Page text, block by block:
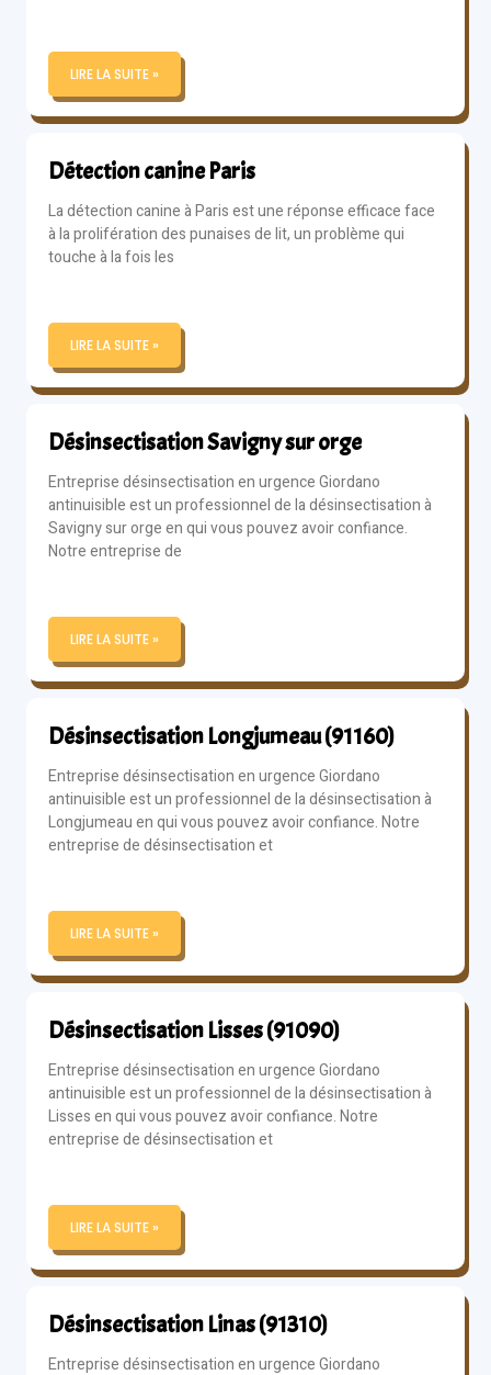
LIRE LA SUITE »
Détection canine Paris
La détection canine à Paris est une réponse efficace face
à la prolifération des punaises de lit, un problème qui
touche à la fois les
LIRE LA SUITE »
Désinsectisation Savigny sur orge
Entreprise désinsectisation en urgence Giordano
antinuisible est un professionnel de la désinsectisation à
Savigny sur orge en qui vous pouvez avoir confiance.
Notre entreprise de
LIRE LA SUITE »
Désinsectisation Longjumeau (91160)
Entreprise désinsectisation en urgence Giordano
antinuisible est un professionnel de la désinsectisation à
Longjumeau en qui vous pouvez avoir confiance. Notre
entreprise de désinsectisation et
LIRE LA SUITE »
Désinsectisation Lisses (91090)
Entreprise désinsectisation en urgence Giordano
antinuisible est un professionnel de la désinsectisation à
Lisses en qui vous pouvez avoir confiance. Notre
entreprise de désinsectisation et
LIRE LA SUITE »
Désinsectisation Linas (91310)
Entreprise désinsectisation en urgence Giordano